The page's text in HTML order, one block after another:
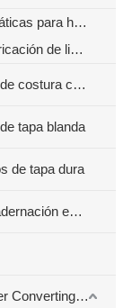
Soluciones automáticas para hacer libros de ejercicios
Soluciones de fabricación de libros de ejercicios semiautomáticos
Soluciones de libros de costura centrales
tapa blanda
de tapa dura
Soluciones de encuadernación en espiral para libros
Post Press and Paper Converting Máquinas